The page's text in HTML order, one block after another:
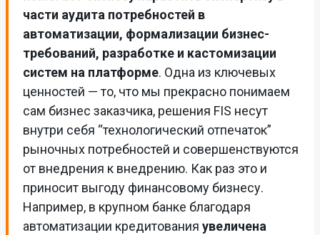
части аудита потребностей в
автоматизации, формализации бизнес-
требований, разработке и кастомизации
систем на платформе. Одна из ключевых
ценностей — то, что мы прекрасно понимаем
сам бизнес заказчика, решения FIS несут
внутри себя “технологический отпечаток”
рыночных потребностей и совершенствуются
от внедрения к внедрению. Как раз это и
приносит выгоду финансовому бизнесу.
Например, в крупном банке благодаря
автоматизации кредитования увеличена